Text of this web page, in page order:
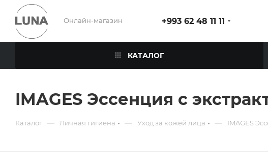
Онлайн-магазин +993 62 48 11 11
КАТАЛОГ
IMAGES Эссенция с
Каталог — Личная гигиена — Уход за кожей лица — IMAGES